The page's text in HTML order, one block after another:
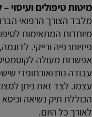
מיטות טיפולים ועיסוי
מלבד הצורך הרפואי
מיוחדות המתאימות
פיזיותרפיה ורייקי. לדוגמה,
אפשרות מעולה
עבודה נוח ואורתופדי
עצמו. לצד זאת ניתן
הכוללת תיק נשיאה
לאורך כל היום.